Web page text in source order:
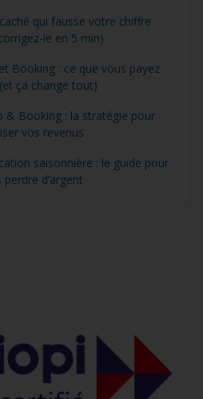
qui fausse votre chiffre
le en 5 min)
Booking : ce que vous payez
ça change tout)
& Booking : la stratégie pour
vos revenus
saisonnière : le guide pour
perdre d’argent